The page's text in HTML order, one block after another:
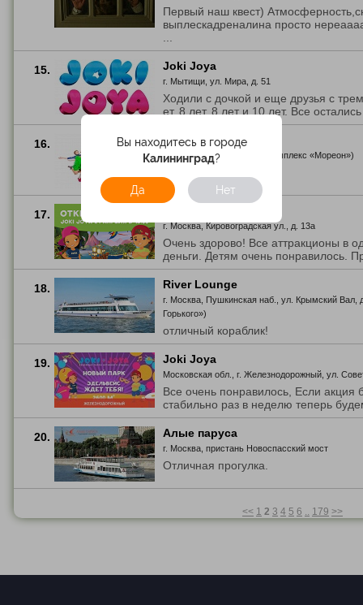
Вы находитесь в городе
Калининград?
Да Нет
Первый наш квест)
выплескадреналина просто
15. Joki Joya
г. Мытищи, ул. Мира, д. 51
Ходили с дочкой и еще друзья с
ет, 8 лет, 8 лет и 10 лет. Все
16. Just Jump!
г. Москва, ул. д. 16, эт. 3 (комплекс «Мореон»)
17.
г. Москва, Кировоградская ул., д. 13а
Очень здорово! Все аттракционы в
деньги. Детям очень понравилось.
18. River Lounge
г. Москва, Пушкинская наб., ул. Крымский
Горького»)
отличный кораблик!
19. Joki Joya
Московская обл., г. Железнодорожный, ул.
Все очень понравилось, Если акция
стабильно раз в неделю теперь
20. Алые паруса
г. Москва, пристань Новоспасский мост
Отличная прогулка.
<< 1 2 3 4 5 6 .. 179 >>